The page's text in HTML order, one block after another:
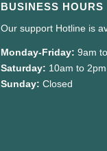
BUSINESS HOURS
Our support Hotline is
Monday-Friday:9am
Saturday: 10am to 2pm
Sunday:Closed